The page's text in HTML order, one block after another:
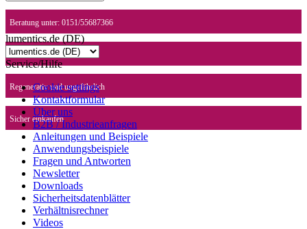
Beratung unter: 0151/55687366
Schneller Versand
Regenerativ und ungefährlich
Sicher einkaufen
lumentics.de (DE)
Service/Hilfe
Cookie settings
Kontaktformular
Über uns
B2B / Industrieanfragen
Anleitungen und Beispiele
Anwendungsbeispiele
Fragen und Antworten
Newsletter
Downloads
Sicherheitsdatenblätter
Verhältnisrechner
Videos